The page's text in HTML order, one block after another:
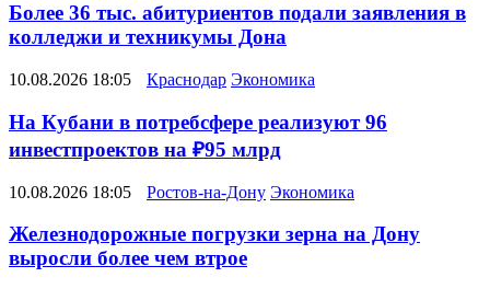
Более 36 тыс. абитуриентов подали заявления в
колледжи и техникумы Дона
10.08.2026 18:05 Краснодар Экономика
На Кубани в потребсфере реализуют 96
инвестпроектов на ₽95 млрд
10.08.2026 18:05 Ростов-на-Дону Экономика
Железнодорожные погрузки зерна на Дону
выросли более чем втрое